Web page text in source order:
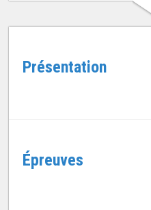
Présentation
Épreuves